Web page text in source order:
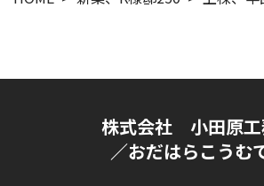
株式会社 小田原工
／おだはらこうむ